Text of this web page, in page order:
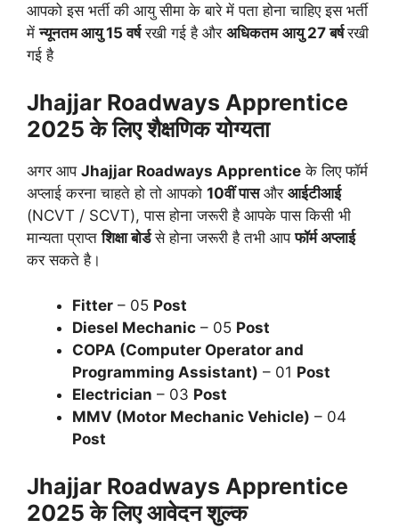
आपको इस भर्ती की आयु सीमा के बारे में पता होना चाहिए इस भर्ती
मेंन्यूनतम आयु 15 वर्षरखी गई है और अधिकतम आयु 27 बर्षरखी
गई है
Jhajjar Roadways Apprentice
2025 के लिए शैक्षणिक योग्यता
अगर आप Jhajjar Roadways Apprentice के लिए फॉर्म
अप्लाई करना चाहते हो तो आपको 10वीं पासऔर आईटीआई
(NCVT / SCVT), पास होना जरूरी है आपके पास किसी भी
मान्यता प्राप्तशिक्षा बोर्डसे होना जरूरी है तभी आपफॉर्म अप्लाई
कर सकते है।
Fitter – 05 Post
Diesel Mechanic – 05 Post
COPA (Computer Operator and
Programming Assistant) – 01 Post
Electrician – 03 Post
MMV (Motor Mechanic Vehicle) – 04
Post
Jhajjar Roadways Apprentice
2025 के लिए आवेदन शुल्क